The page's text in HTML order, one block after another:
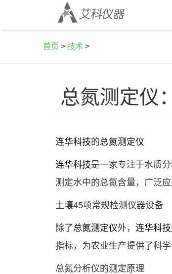
首页 > 技术 >
总氮测定仪
连华科技的总氮测定仪
连华科技是一家专注于水质
测定水中的总氮含量，广泛
土壤45项常规检测仪器设备
除了总氮测定仪外， 连华科技
指标，为农业生产提供了科学
总氮分析仪的测定原理